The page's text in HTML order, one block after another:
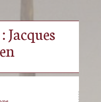
Jacques